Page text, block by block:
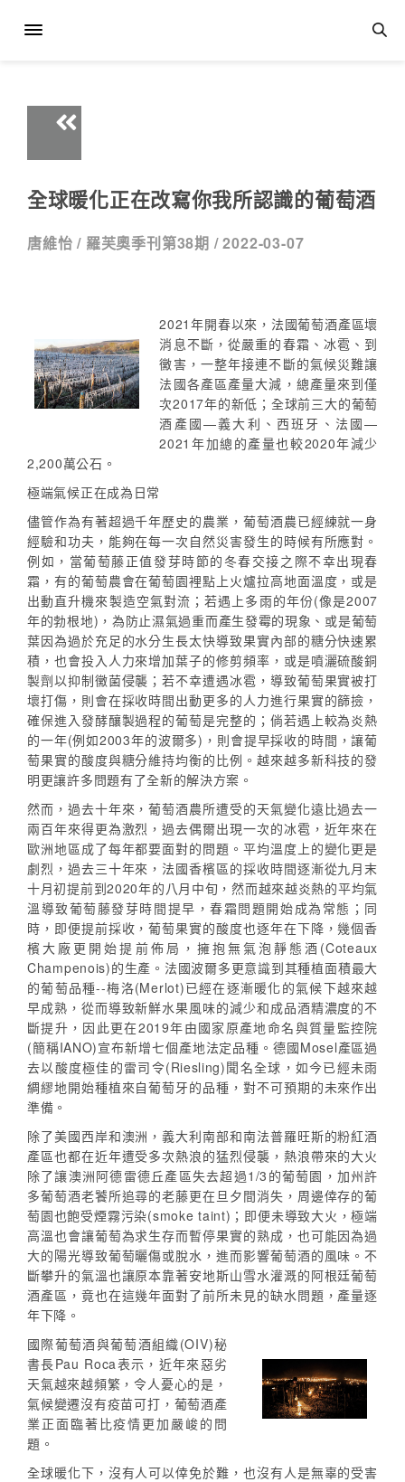
全球暖化正在改寫你我所認識的葡萄酒
唐維怡 / 羅芙奧季刊第38期 /2022-03-07
2021年開春以來，法國葡萄酒產區壞
消息不斷，從嚴重的春霜、冰雹、到
黴害，一整年接連不斷的氣候災難讓
法國各產區產量大減，總產量來到僅
次2017年的新低；全球前三大的葡萄
酒產國—義大利、西班牙、法國—
2021年加總的產量也較2020年減少
2,200萬公石。
極端氣候正在成為日常
儘管作為有著超過千年歷史的農業，葡萄酒農已經練就一身
經驗和功夫，能夠在每一次自然災害發生的時候有所應對。
例如，當葡萄藤正值發芽時節的冬春交接之際不幸出現春
霜，有的葡萄農會在葡萄園裡點上火爐拉高地面溫度，或是
出動直升機來製造空氣對流；若遇上多雨的年份(像是2007
年的勃根地)，為防止濕氣過重而產生發霉的現象、或是葡萄
葉因為過於充足的水分生長太快導致果實內部的糖分快速累
積，也會投入人力來增加葉子的修剪頻率，或是噴灑硫酸銅
製劑以抑制黴菌侵襲；若不幸遭遇冰雹，導致葡萄果實被打
壞打傷，則會在採收時間出動更多的人力進行果實的篩撿，
確保進入發酵釀製過程的葡萄是完整的；倘若遇上較為炎熱
的一年(例如2003年的波爾多)，則會提早採收的時間，讓葡
萄果實的酸度與糖分維持均衡的比例。越來越多新科技的發
明更讓許多問題有了全新的解決方案。
然而，過去十年來，葡萄酒農所遭受的天氣變化遠比過去一
兩百年來得更為激烈，過去偶爾出現一次的冰雹，近年來在
歐洲地區成了每年都要面對的問題。平均溫度上的變化更是
劇烈，過去三十年來，法國香檳區的採收時間逐漸從九月末
十月初提前到2020年的八月中旬，然而越來越炎熱的平均氣
溫導致葡萄藤發芽時間提早，春霜問題開始成為常態；同
時，即便提前採收，葡萄果實的酸度也逐年在下降，幾個香
檳大廠更開始提前佈局，擁抱無氣泡靜態酒(Coteaux
Champenois)的生產。法國波爾多更意識到其種植面積最大
的葡萄品種--梅洛(Merlot)已經在逐漸暖化的氣候下越來越
早成熟，從而導致新鮮水果風味的減少和成品酒精濃度的不
斷提升，因此更在2019年由國家原產地命名與質量監控院
(簡稱IANO)宣布新增七個產地法定品種。德國Mosel產區過
去以酸度極佳的雷司令(Riesling)聞名全球，如今已經未雨
綢繆地開始種植來自葡萄牙的品種，對不可預期的未來作出
準備。
除了美國西岸和澳洲，義大利南部和南法普羅旺斯的粉紅酒
產區也都在近年遭受多次熱浪的猛烈侵襲，熱浪帶來的大火
除了讓澳洲阿德雷德丘產區失去超過1/3的葡萄園，加州許
多葡萄酒老饕所追尋的老藤更在旦夕間消失，周邊倖存的葡
萄園也飽受煙霧污染(smoke taint)；即便未導致大火，極端
高溫也會讓葡萄為求生存而暫停果實的熟成，也可能因為過
大的陽光導致葡萄曬傷或脫水，進而影響葡萄酒的風味。不
斷攀升的氣溫也讓原本靠著安地斯山雪水灌溉的阿根廷葡萄
酒產區，竟也在這幾年面對了前所未見的缺水問題，產量逐
年下降。
國際葡萄酒與葡萄酒組織(OIV)秘
書長Pau Roca表示，近年來惡劣
天氣越來越頻繁，令人憂心的是，
氣候變遷沒有疫苗可打，葡萄酒產
業正面臨著比疫情更加嚴峻的問
題。
全球暖化下，沒有人可以倖免於難，也沒有人是無辜的受害